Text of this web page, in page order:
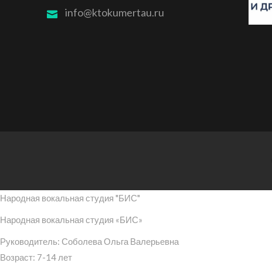
info@ktokumertau.ru
Народная вокальная студия "БИС"
Народная вокальная студия «БИС»
Руководитель: Соболева Ольга Валерьевна
Возраст: 7-14 лет